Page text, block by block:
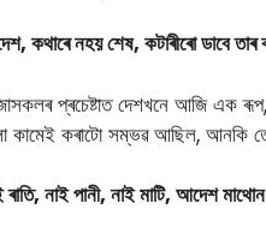
কথাৰে নহয় শেষ, কটাৰীৰো ডাবে তাৰ
প্ৰচেষ্টাত দেশখনে আজি এক
কামেই কৰাটো সম্ভৱ আছিল, আনকি
ৰাতি, নাই পানী, নাই মাটি, আদেশ